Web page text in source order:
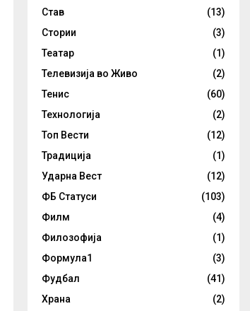
Став
(13)
Стории
(3)
Театар
(1)
Телевизија во Живо
(2)
Тенис
(60)
Технологија
(2)
Топ Вести
(12)
Традиција
(1)
Ударна Вест
(12)
ФБ Статуси
(103)
Филм
(4)
Филозофија
(1)
Формула1
(3)
Фудбал
(41)
Храна
(2)